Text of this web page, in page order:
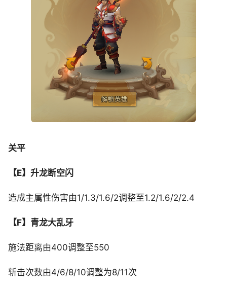
关平
【E】升龙断空闪
造成主属性伤害由1/1.3/1.6/2调整至1.2/1.6/2/2.4
【F】青龙大乱牙
施法距离由400调整至550
斩击次数由4/6/8/10调整为8/11次